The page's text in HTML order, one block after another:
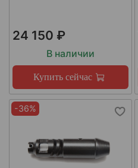
24 150 ₽
В наличии
Купить сейчас
-36%